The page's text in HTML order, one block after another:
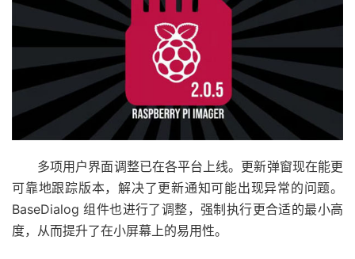
多项用户界面调整已在各平台上线。更新弹窗现在能更
可靠地跟踪版本，解决了更新通知可能出现异常的问题。
BaseDialog 组件也进行了调整，强制执行更合适的最小高
度，从而提升了在小屏幕上的易用性。